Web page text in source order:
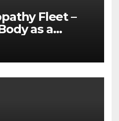
Fleet –
as a